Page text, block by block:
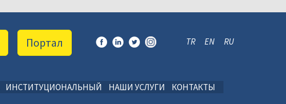
TR EN RU
Портал
ИНСТИТУЦИОНАЛЬНЫЙ НАШИ УСЛУГИ КОНТАКТЫ